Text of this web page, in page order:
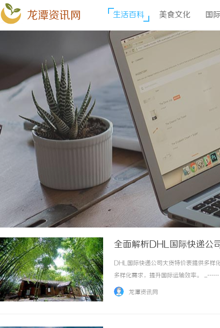
龙潭资讯网 生活百科 美食文化 国
全面解析DHL国际快递公
DHL国际快递公司大货特价表提供多样
多样化需求，提升国际运输效率。 ...……
龙潭资讯网